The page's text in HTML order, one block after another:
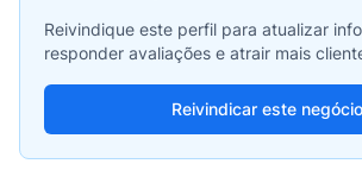
Reivindique este perfil para atualizar
responder avaliações e atrair mais
Reivindicar este negócio